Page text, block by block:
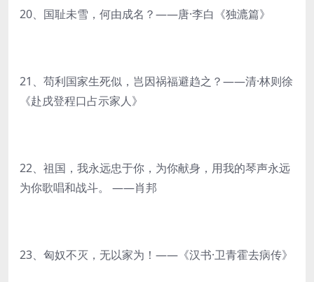
20、国耻未雪，何由成名？——唐·李白《独漉篇》
21、苟利国家生死似，岂因祸福避趋之？——清·林则徐
《赴戌登程口占示家人》
22、祖国，我永远忠于你，为你献身，用我的琴声永远
为你歌唱和战斗。 ——肖邦
23、匈奴不灭，无以家为！——《汉书·卫青霍去病传》